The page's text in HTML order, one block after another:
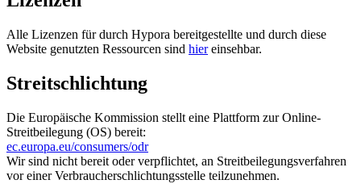
Alle Lizenzen für durch Hypora bereitgestellte und durch diese
Website genutzten Ressourcen sind hiereinsehbar.
Streitschlichtung
Die Europäische Kommission stellt eine Plattform zur Online-
Streitbeilegung (OS) bereit:
ec.europa.eu/consumers/odr
Wir sind nicht bereit oder verpflichtet, an Streitbeilegungsverfahren
vor einer Verbraucherschlichtungsstelle teilzunehmen.